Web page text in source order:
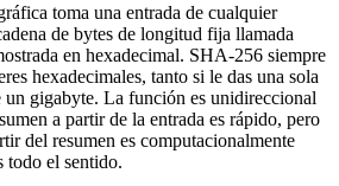
toma una entrada de cualquier
de bytes de longitud fija llamada
en hexadecimal. SHA-256 siempre
hexadecimales, tanto si le das una sola
gigabyte. La función es unidireccional
a partir de la entrada es rápido, pero
del resumen es computacionalmente
todo el sentido.